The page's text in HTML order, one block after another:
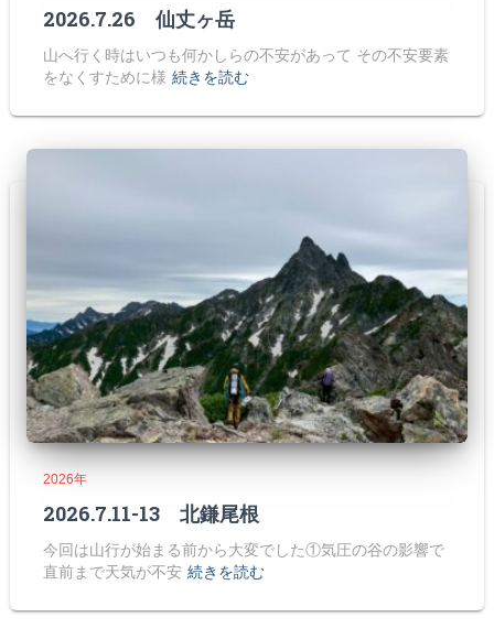
2026.7.26 仙丈ヶ岳
山へ行く時はいつも何かしらの不安があって その不安要素
をなくすために様 続きを読む
2026年
2026.7.11-13 北鎌尾根
今回は山行が始まる前から大変でした①気圧の谷の影響で
直前まで天気が不安 続きを読む